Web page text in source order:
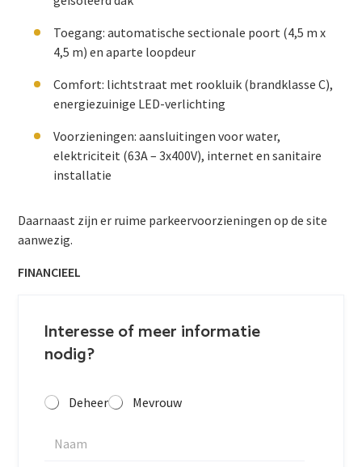
Toegang: automatische sectionale poort (4,5 m x
4,5 m) en aparte loopdeur
Comfort: lichtstraat met rookluik (brandklasse C),
energiezuinige LED-verlichting
Voorzieningen: aansluitingen voor water,
elektriciteit (63A – 3x400V), internet en sanitaire
installatie
Daarnaast zijn er ruime parkeervoorzieningen op de site
aanwezig.
FINANCIEEL
Interesse of meer informatie
nodig?
Deheer Mevrouw